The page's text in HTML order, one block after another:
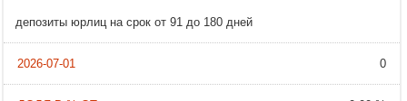
депозиты юрлиц на срок от 91 до 180 дней
0